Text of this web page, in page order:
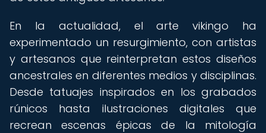
En la actualidad, el arte vikingo ha
experimentado un resurgimiento, con artistas
y artesanos que reinterpretan estos diseños
ancestrales en diferentes medios y disciplinas.
Desde tatuajes inspirados en los grabados
rúnicos hasta ilustraciones digitales que
recrean escenas épicas de la mitología